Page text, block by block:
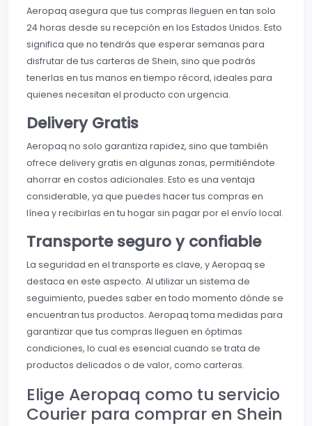
Aeropaq asegura que tus compras lleguen en tan solo
24 horas desde su recepción en los Estados Unidos. Esto
significa que no tendrás que esperar semanas para
disfrutar de tus carteras de Shein, sino que podrás
tenerlas en tus manos en tiempo récord, ideales para
quienes necesitan el producto con urgencia.
Delivery Gratis
Aeropaq no solo garantiza rapidez, sino que también
ofrece delivery gratis en algunas zonas, permitiéndote
ahorrar en costos adicionales. Esto es una ventaja
considerable, ya que puedes hacer tus compras en
línea y recibirlas en tu hogar sin pagar por el envío local.
Transporte seguro y confiable
La seguridad en el transporte es clave, y Aeropaq se
destaca en este aspecto. Al utilizar un sistema de
seguimiento, puedes saber en todo momento dónde se
encuentran tus productos. Aeropaq toma medidas para
garantizar que tus compras lleguen en óptimas
condiciones, lo cual es esencial cuando se trata de
productos delicados o de valor, como carteras.
Elige Aeropaq como tu servicio
Courier para comprar en Shein